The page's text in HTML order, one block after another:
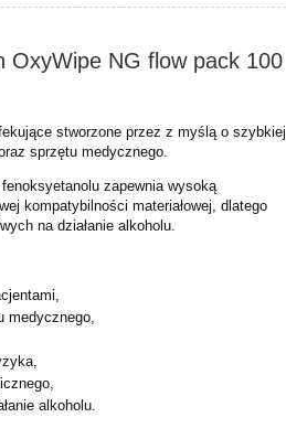
OxyWipe NG flow pack 100
stworzone przez z myślą o szybkiej,
sprzętu medycznego.
zapewnia wysoką
kompatybilności materiałowej, dlatego
na działanie alkoholu.
medycznego,
alkoholu.